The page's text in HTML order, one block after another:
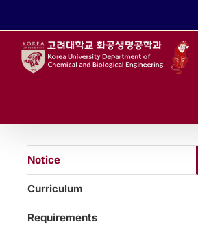
Notice
Curriculum
Requirements